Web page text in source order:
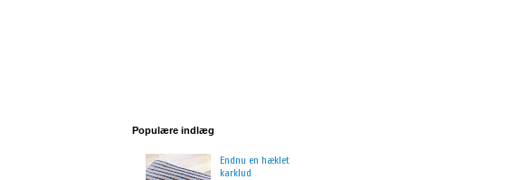
Populære indlæg
Endnu en hæklet
karklud